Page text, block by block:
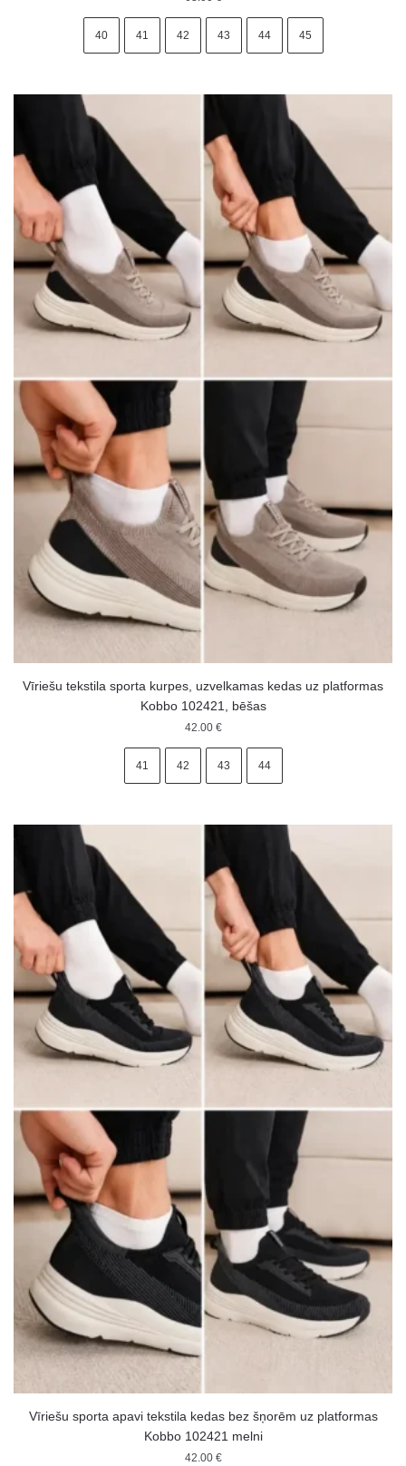
40 41 42 43 44 45
Vīriešu tekstila sporta kurpes, uzvelkamas kedas uz platformas
Kobbo 102421, bēšas
42.00 €
41 42 43 44
Vīriešu sporta apavi tekstila kedas bez šņorēm uz platformas
Kobbo 102421 melni
42.00 €